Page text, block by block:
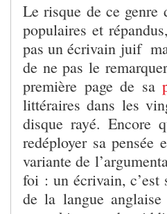
Le risque de ce genre
populaires et
pas un écrivain juif
de ne pas le
première page de sa
littéraires dans les
disque rayé. Encore
redéployer sa pensée
variante de
foi : un écrivain, c’est
de la langue anglaise